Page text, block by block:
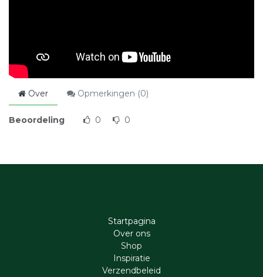
Over Opmerkingen (0)
Beoordeling 0 0
Startpagina
Ove​r​ ons
Shop
Inspiratie
Verzendbeleid